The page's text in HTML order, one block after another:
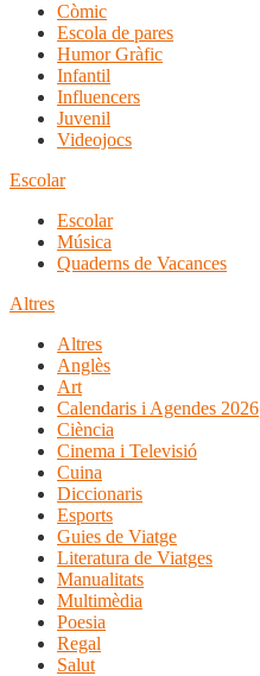
Còmic
Escola de pares
Humor Gràfic
Infantil
Influencers
Juvenil
Videojocs
Escolar
Escolar
Música
Quaderns de Vacances
Altres
Altres
Anglès
Art
Calendaris i Agendes 2026
Ciència
Cinema i Televisió
Cuina
Diccionaris
Esports
Guies de Viatge
Literatura de Viatges
Manualitats
Multimèdia
Poesia
Regal
Salut